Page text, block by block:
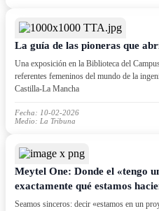
La guía de las pioneras que
Una exposición en la Biblioteca del
referentes femeninos del mundo de la
Castilla-La Mancha
Fecha: 10-02-2026
Medio: La Tribuna
Meytel One: Donde el «tengo
exactamente qué estamos
Seamos sinceros: decir «estamos en un